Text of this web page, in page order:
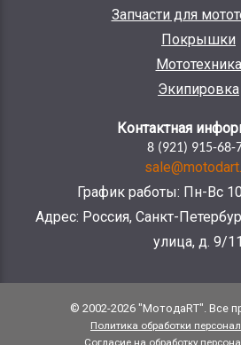
Запчасти для
Покрышки
Мототехника
Экипировка
Контактная
8 (921) 915-68-
График работы: Пн-Вс
Адрес: Россия, Санкт-
улица, д. 9/11
© 2002-2026 "МотодаRT". Все
Политика обработки